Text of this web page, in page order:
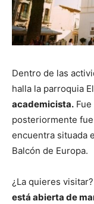
Dentro de las
halla la parroquia
academicista.
posteriormente
encuentra situada
Balcón de Europa.
¿La quieres
está abierta de